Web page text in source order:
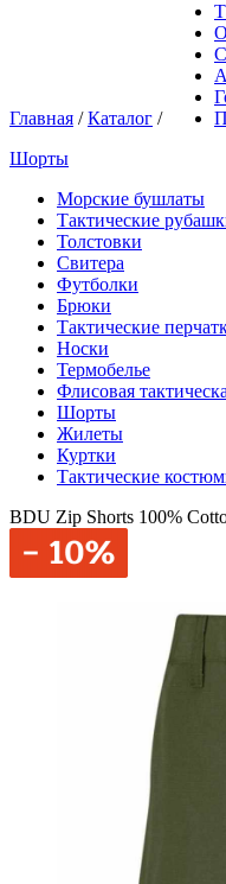
Главная /Каталог /
Шорты
Морские бушлаты
Тактические
Толстовки
Свитера
Футболки
Брюки
Тактические
Носки
Термобелье
Флисовая
Шорты
Жилеты
Куртки
Тактические
BDU Zip Shorts 100%